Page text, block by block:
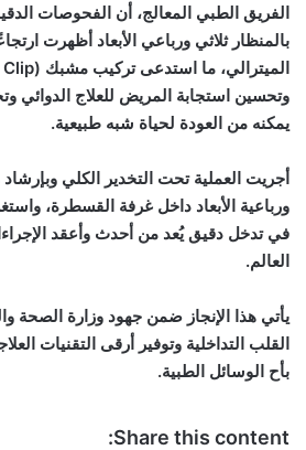
الفريق الطبي المعالج، أن الفحوصات
بالمنظار ثلاثي ورباعي الأبعاد أظهرت
وتحسين استجابة المريض للعلاج الدوائي
يمكنه من العودة لحياة شبه طبيعية.
أجريت العملية تحت التخدير الكلي وبإرشاد
ورباعية الأبعاد داخل غرفة القسطرة،
في تدخل دقيق يُعد من أحدث وأعقد
العالم.
يأتي هذا الإنجاز ضمن جهود وزارة الصحة
القلب التداخلية وتوفير أرقى التقنيات
بأح الوسائل الطبية.
Share this content: